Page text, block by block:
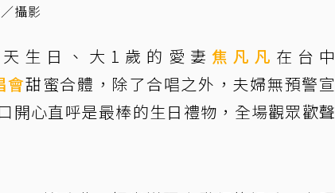
攝影
生日、大1歲的愛妻 焦凡凡 在台中
會甜蜜合體，除了合唱之外，夫婦無預警宣
開心直呼是最棒的生日禮物，全場觀眾歡聲